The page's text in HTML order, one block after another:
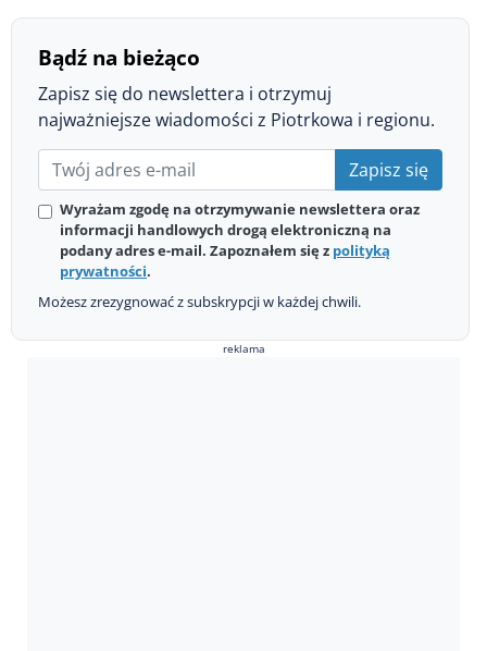
Bądź na bieżąco
Zapisz się do newslettera i otrzymuj
najważniejsze wiadomości z Piotrkowa i regionu.
Zapisz się
Wyrażam zgodę na otrzymywanie newslettera oraz
informacji handlowych drogą elektroniczną na
podany adres e-mail. Zapoznałem się z polityką
prywatności.
Możesz zrezygnować z subskrypcji w każdej chwili.
reklama